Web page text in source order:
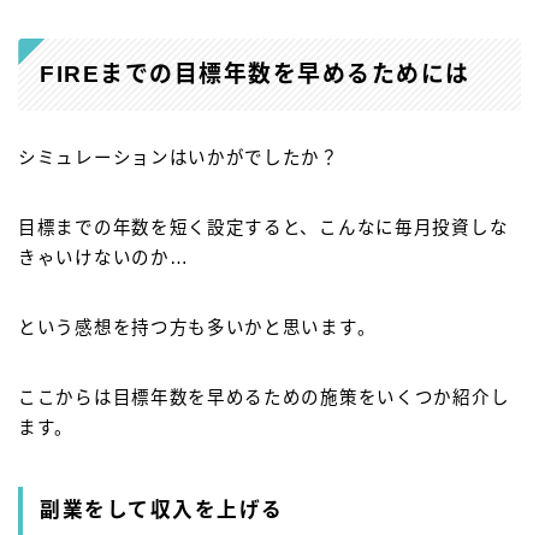
FIREまでの目標年数を早めるためには
シミュレーションはいかがでしたか？
目標までの年数を短く設定すると、こんなに毎月投資しな
きゃいけないのか…
という感想を持つ方も多いかと思います。
ここからは目標年数を早めるための施策をいくつか紹介し
ます。
副業をして収入を上げる